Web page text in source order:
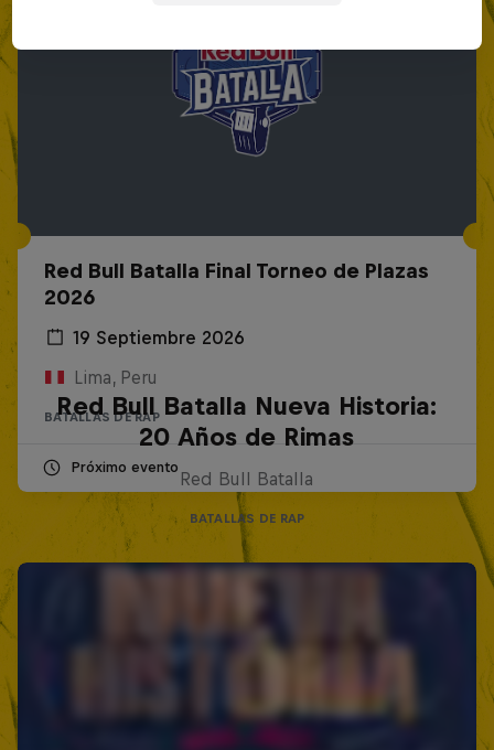
Red Bull Batalla Final Torneo de Plazas
2026
19 Septiembre 2026
Lima, Peru
BATALLAS DE RAP
Próximo evento
Red Bull Batalla Nueva Historia:
20 Años de Rimas
Red Bull Batalla
BATALLAS DE RAP